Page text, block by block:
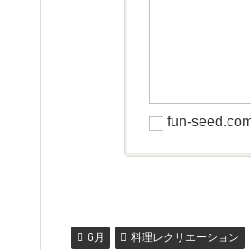
fun-
6月 料理レクリエーション